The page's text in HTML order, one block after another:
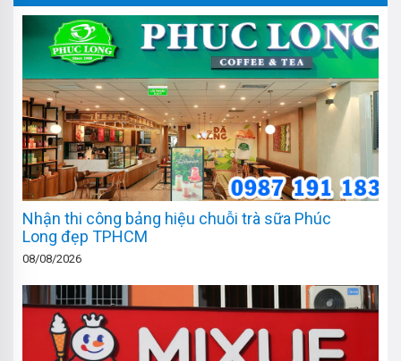
Nhận thi công bảng hiệu chuỗi trà sữa Phúc
Long đẹp TPHCM
08/08/2026